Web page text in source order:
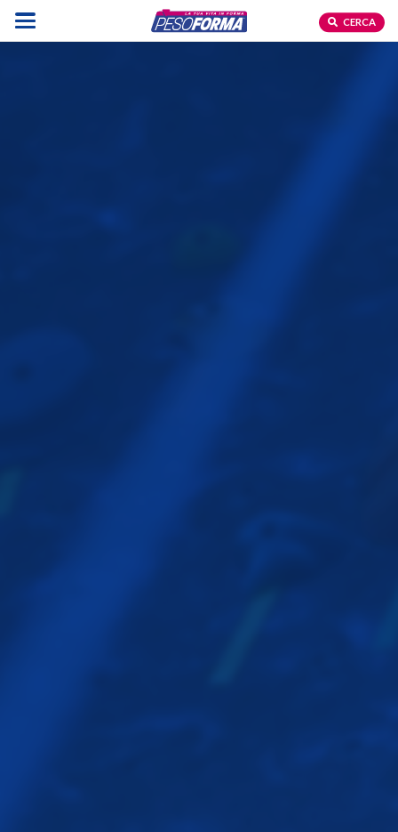
CERCA